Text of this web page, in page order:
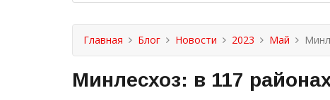
Главная Блог Новости 2023 Май
Минлесхоз: в 117